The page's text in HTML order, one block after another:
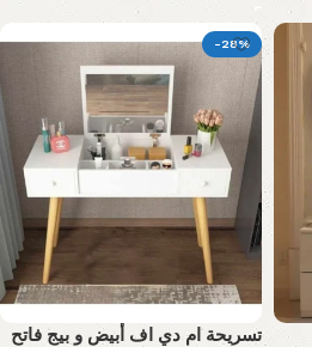
-28%
تسريحة ام دي اف أبيض و بيج فاتح